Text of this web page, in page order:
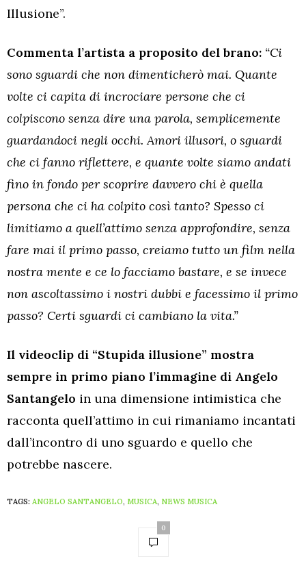
Illusione”.
Commenta l’artista a proposito del brano: “Ci
sono sguardi che non dimenticherò mai. Quante
volte ci capita di incrociare persone che ci
colpiscono senza dire una parola, semplicemente
guardandoci negli occhi. Amori illusori, o sguardi
che ci fanno riflettere, e quante volte siamo andati
fino in fondo per scoprire davvero chi è quella
persona che ci ha colpito così tanto? Spesso ci
limitiamo a quell’attimo senza approfondire, senza
fare mai il primo passo, creiamo tutto un film nella
nostra mente e ce lo facciamo bastare, e se invece
non ascoltassimo i nostri dubbi e facessimo il primo
passo? Certi sguardi ci cambiano la vita.”
Il videoclip di “Stupida illusione” mostra
sempre in primo piano l’immagine di Angelo
Santangelo in una dimensione intimistica che
racconta quell’attimo in cui rimaniamo incantati
dall’incontro di uno sguardo e quello che
potrebbe nascere.
TAGS: ANGELO SANTANGELO, MUSICA, NEWS MUSICA
0